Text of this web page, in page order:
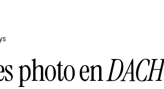
photo enDACH